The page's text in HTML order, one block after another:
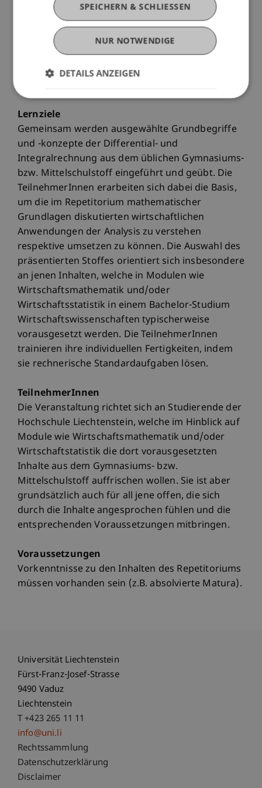
mitzubringen. Auf diese Weise lassen sich
allfällige Wissenslücken mit bekannten Lernhilfen
schliessen und auch eventuell unterschiedliche
Sprech- und Schreibweisen in Einklang bringen.
Aus diesem Grund wird insbesondere kein Skript
Lernziele
Gemeinsam werden ausgewählte Grundbegriffe
und -konzepte der Differential- und
Integralrechnung aus dem üblichen Gymnasiums-
bzw. Mittelschulstoff eingeführt und geübt. Die
TeilnehmerInnen erarbeiten sich dabei die Basis,
um die im Repetitorium mathematischer
Grundlagen diskutierten wirtschaftlichen
Anwendungen der Analysis zu verstehen
respektive umsetzen zu können. Die Auswahl des
präsentierten Stoffes orientiert sich insbesondere
an jenen Inhalten, welche in Modulen wie
Wirtschaftsmathematik und/oder
Wirtschaftsstatistik in einem Bachelor-Studium
Wirtschaftswissenschaften typischerweise
vorausgesetzt werden. Die TeilnehmerInnen
trainieren ihre individuellen Fertigkeiten, indem
sie rechnerische Standardaufgaben lösen.
TeilnehmerInnen
Die Veranstaltung richtet sich an Studierende der
Hochschule Liechtenstein, welche im Hinblick auf
Module wie Wirtschaftsmathematik und/oder
Wirtschaftstatistik die dort vorausgesetzten
Inhalte aus dem Gymnasiums- bzw.
Mittelschulstoff auffrischen wollen. Sie ist aber
grundsätzlich auch für all jene offen, die sich
durch die Inhalte angesprochen fühlen und die
entsprechenden Voraussetzungen mitbringen.
Voraussetzungen
Vorkenntnisse zu den Inhalten des Repetitoriums
müssen vorhanden sein (z.B. absolvierte Matura).
Universität Liechtenstein
Fürst-Franz-Josef-Strasse
9490 Vaduz
Liechtenstein
T +423 265 11 11
info@uni.li
Fußzeile Rechtliche Hinweise
Rechtssammlung
Datenschutzerklärung
Disclaimer
SPEICHERN & SCHLIESSEN
NUR NOTWENDIGE
DETAILS ANZEIGEN